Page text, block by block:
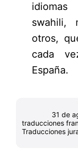
idiomas
swahili,
otros,
cada
España.
31 de
traducciones
Traducciones